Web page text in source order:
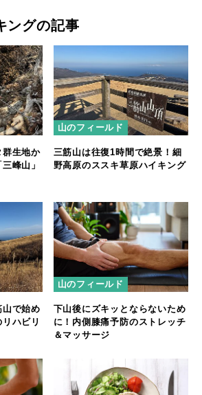
ングの記事
群生地か
峰山」
山のフィールド
三筋山は往復1時間で絶景！細
野高原のススキ草原ハイキング
山で始め
ハビリ
山のフィールド
下山後にズキッとならないため
に！内側膝痛予防のストレッチ
＆マッサージ